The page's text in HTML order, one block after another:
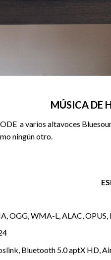
MÚSICA DE
a varios altavoces
ningún otro.
OGG, WMA-L, ALAC, OPUS,
Bluetooth 5.0 aptX HD,